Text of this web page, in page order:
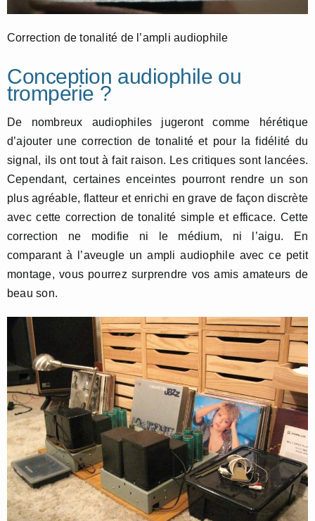
Correction de tonalité de l’ampli audiophile
Conception audiophile ou
tromperie ?
De nombreux audiophiles jugeront comme hérétique
d’ajouter une correction de tonalité et pour la fidélité du
signal, ils ont tout à fait raison. Les critiques sont lancées.
Cependant, certaines enceintes pourront rendre un son
plus agréable, flatteur et enrichi en grave de façon discrète
avec cette correction de tonalité simple et efficace. Cette
correction ne modifie ni le médium, ni l’aigu. En
comparant à l’aveugle un ampli audiophile avec ce petit
montage, vous pourrez surprendre vos amis amateurs de
beau son.